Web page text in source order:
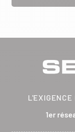
L'EXIGENCE
1er